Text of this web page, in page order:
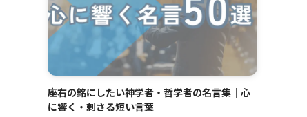
座右の銘にしたい神学者・哲学者の名言集｜心
に響く・刺さる短い言葉